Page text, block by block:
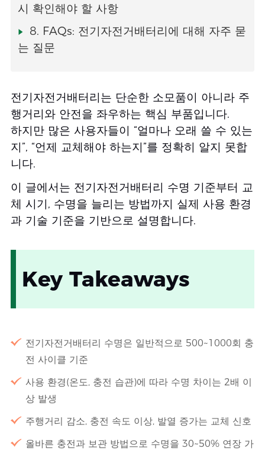
시 확인해야 할 사항
8. FAQs: 전기자전거배터리에 대해 자주 묻
는 질문
전기자전거배터리는 단순한 소모품이 아니라 주
행거리와 안전을 좌우하는 핵심 부품입니다.
하지만 많은 사용자들이 “얼마나 오래 쓸 수 있는
지”, “언제 교체해야 하는지”를 정확히 알지 못합
니다.
이 글에서는 전기자전거배터리 수명 기준부터 교
체 시기, 수명을 늘리는 방법까지 실제 사용 환경
과 기술 기준을 기반으로 설명합니다.
Key Takeaways
전기자전거배터리 수명은 일반적으로 500~1000회 충
전 사이클 기준
사용 환경(온도, 충전 습관)에 따라 수명 차이는 2배 이
상 발생
주행거리 감소, 충전 속도 이상, 발열 증가는 교체 신호
올바른 충전과 보관 방법으로 수명을 30~50% 연장 가